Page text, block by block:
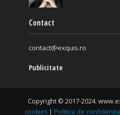
Contact
contact@exquis.ro
Publicitate
Copyright © 2017-2024.
cookies
Politica de